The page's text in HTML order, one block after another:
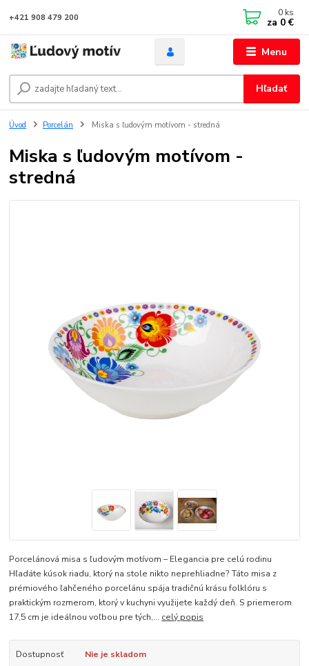
Menu
Hľadať
+421 908 479 200 0 ks
za 0 €
Úvod Porcelán Miska s ľudovým motívom - stredná
Miska s ľudovým motívom -
stredná
Porcelánová misa s ľudovým motívom – Elegancia pre celú rodinu
Hľadáte kúsok riadu, ktorý na stole nikto neprehliadne? Táto misa z
prémiového ľahčeného porcelánu spája tradičnú krásu folklóru s
praktickým rozmerom, ktorý v kuchyni využijete každý deň. S priemerom
17,5 cm je ideálnou voľbou pre tých,... celý popis
Dostupnosť Nie je skladom